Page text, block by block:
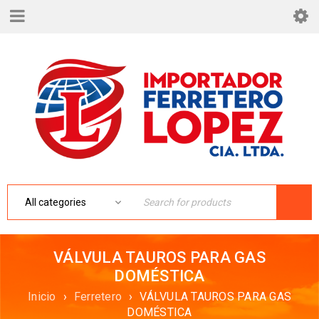
VÁLVULA TAUROS PARA GAS
DOMÉSTICA
Inicio › Ferretero › VÁLVULA TAUROS PARA GAS
DOMÉSTICA